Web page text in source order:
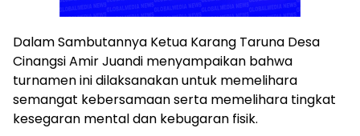
Dalam Sambutannya Ketua Karang Taruna Desa
Cinangsi Amir Juandi menyampaikan bahwa
turnamen ini dilaksanakan untuk memelihara
semangat kebersamaan serta memelihara tingkat
kesegaran mental dan kebugaran fisik.